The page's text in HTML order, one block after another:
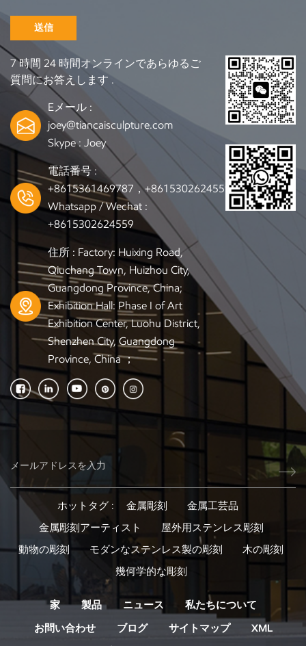
送信
7 時間 24 時間オンラインであらゆるご
質問にお答えします .
Eメール :
joey@tiancaisculpture.com
Skype : Joey
電話番号 :
+8615361469787，+8615302624559
Whatsapp / Wechat :
+8615302624559
住所 : Factory: Huixing Road,
Qiuchang Town, Huizhou City,
Guangdong Province, China;
Exhibition Hall: Phase I of Art
Exhibition Center, Luohu District,
Shenzhen City, Guangdong
Province, China ；
ホットタグ : 金属彫刻
金属工芸品
金属彫刻アーティスト
屋外用ステンレス彫刻
動物の彫刻
モダンなステンレス製の彫刻
木の彫刻
幾何学的な彫刻
家 製品 ニュース
私たちについて
お問い合わせ
ブログ サイトマップ
XML